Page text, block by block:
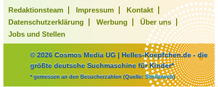
Redaktionsteam Impressum
Kontakt
Datenschutzerklärung
Werbung
Über uns
Jobs und Stellen
© 2026 Cosmos Media UG | Helles-Koepfchen.de - die
größte deutsche Suchmaschine für Kinder*
* gemessen an den Besucherzahlen (Quelle: Similarweb)